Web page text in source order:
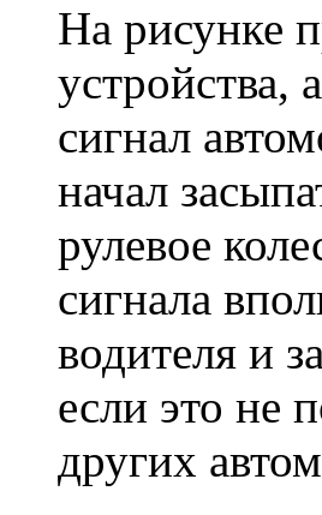
На рисунке
устройства,
сигнал
начал
рулевое
сигнала
водителя и
если это не
других